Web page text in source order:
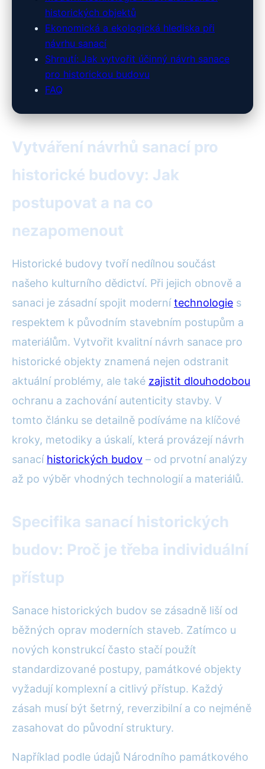
historických objektů
Ekonomická a ekologická hlediska při
návrhu sanací
Shrnutí: Jak vytvořit účinný návrh sanace
pro historickou budovu
FAQ
Vytváření návrhů sanací pro
historické budovy: Jak
postupovat a na co
nezapomenout
Historické budovy tvoří nedílnou součást
našeho kulturního dědictví. Při jejich obnově a
sanaci je zásadní spojit modernítechnologie s
respektem k původním stavebním postupům a
materiálům. Vytvořit kvalitní návrh sanace pro
historické objekty znamená nejen odstranit
aktuální problémy, ale také zajistit dlouhodobou
ochranu a zachování autenticity stavby. V
tomto článku se detailně podíváme na klíčové
kroky, metodiky a úskalí, která provázejí návrh
sanací historických budov – od prvotní analýzy
až po výběr vhodných technologií a materiálů.
Specifika sanací historických
budov: Proč je třeba individuální
přístup
Sanace historických budov se zásadně liší od
běžných oprav moderních staveb. Zatímco u
nových konstrukcí často stačí použít
standardizované postupy, památkové objekty
vyžadují komplexní a citlivý přístup. Každý
zásah musí být šetrný, reverzibilní a co nejméně
zasahovat do původní struktury.
Například podle údajů Národního památkového